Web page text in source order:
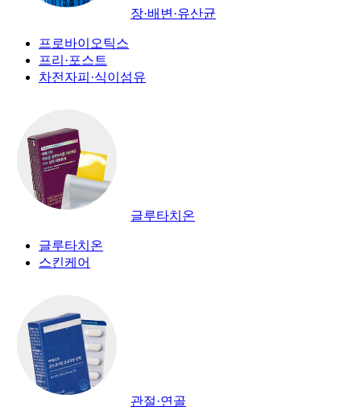
장·배변·유산균
프로바이오틱스
프리·포스트
차전자피·식이섬유
글루타치온
글루타치온
스킨케어
관절·연골